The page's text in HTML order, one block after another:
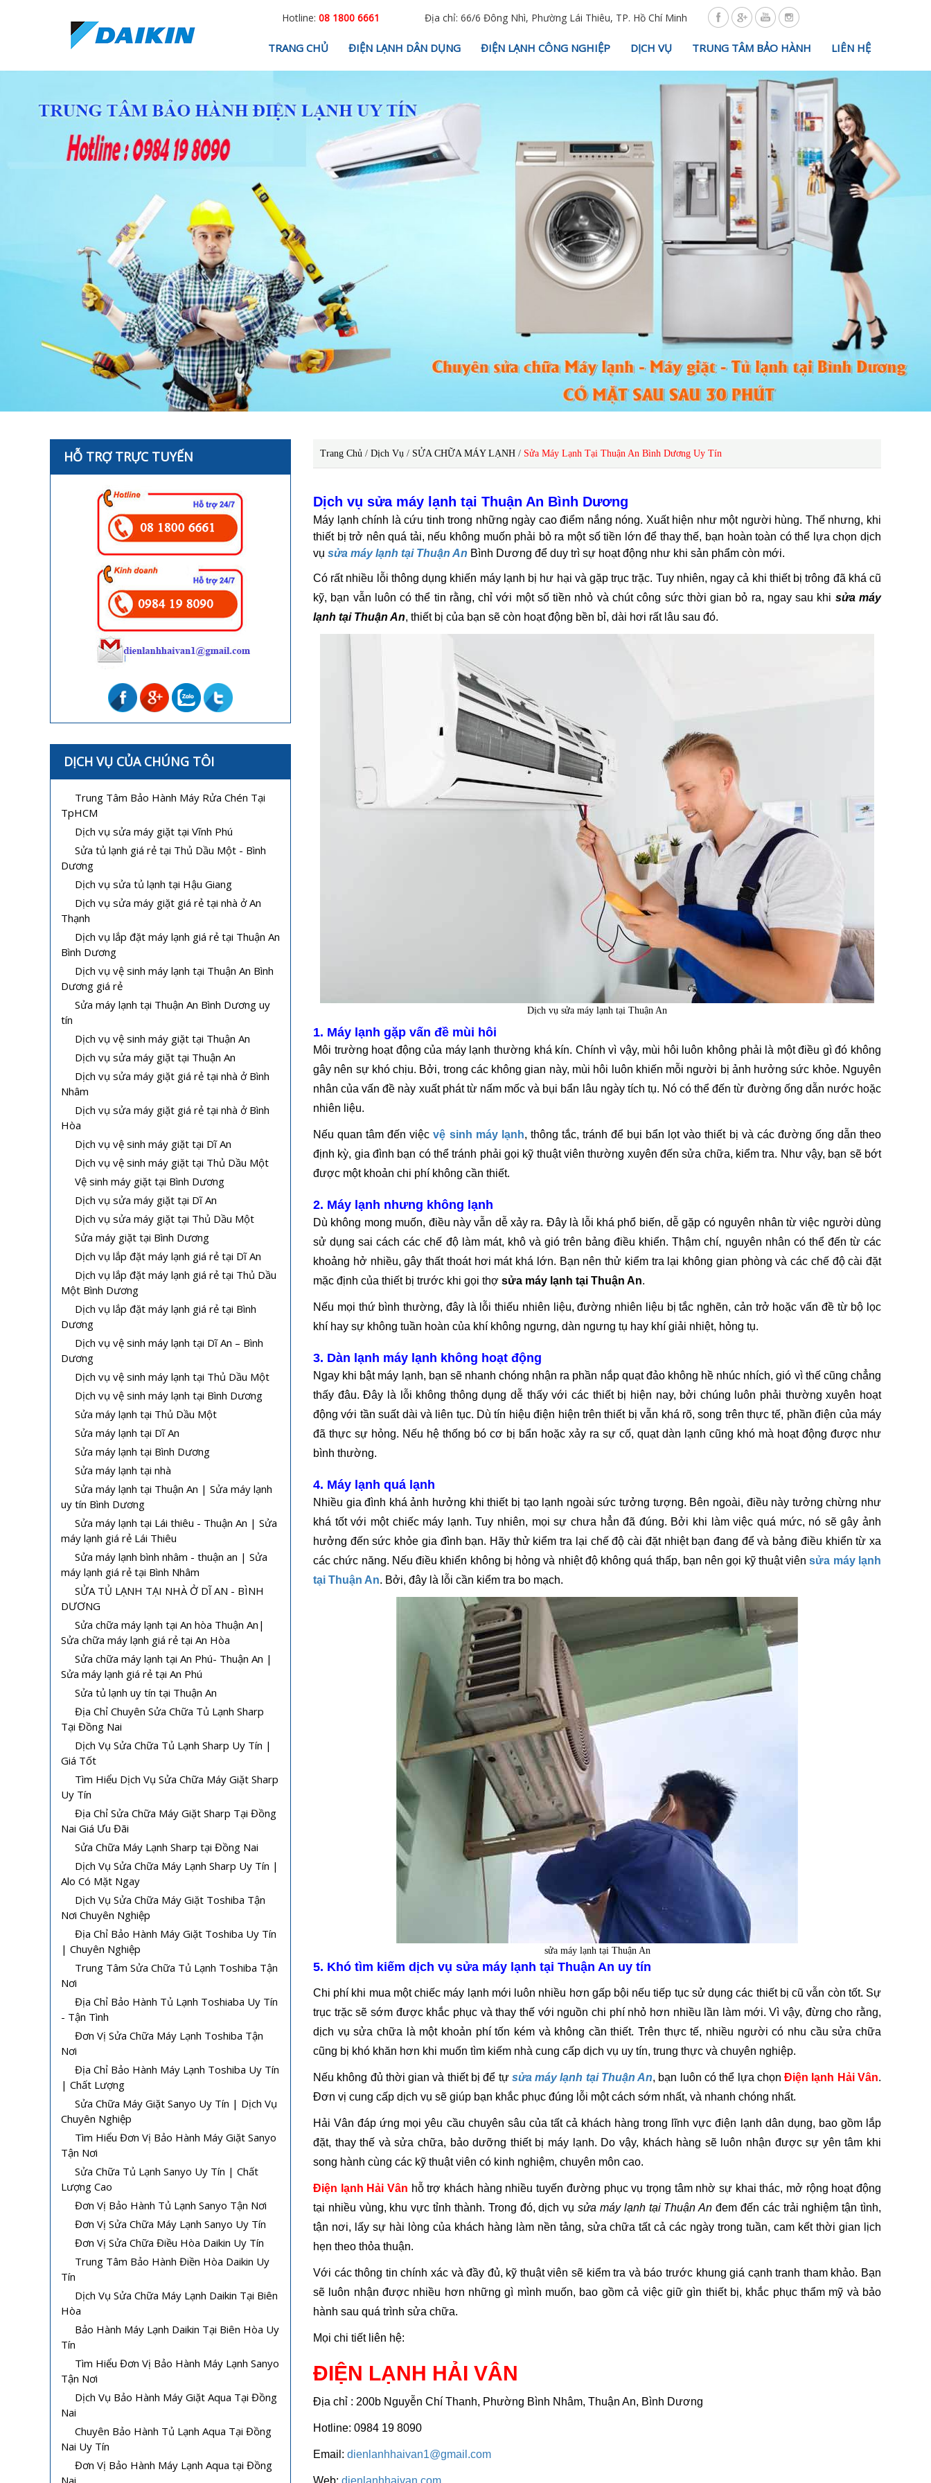
Hotline: 08 1800 6661 Địa chỉ: 66/6 Đông Nhì, Phường Lái Thiêu, TP. Hồ Chí Minh
TRANG CHỦ ĐIỆN LẠNH DÂN DỤNG ĐIỆN LẠNH CÔNG NGHIỆP DỊCH VỤ TRUNG TÂM BẢO HÀNH LIÊN HỆ
Trang Chủ / Dịch Vụ / SỬA CHỮA MÁY LẠNH / Sửa Máy Lạnh Tại Thuận An Bình Dương Uy Tín
Dịch vụ sửa máy lạnh tại Thuận An Bình Dương
Máy lạnh chính là cứu tinh trong những ngày cao điểm nắng nóng. Xuất hiện như một người hùng. Thế nhưng, khi
thiết bị trở nên quá tải, nếu không muốn phải bỏ ra một số tiền lớn để thay thế, bạn hoàn toàn có thể lựa chọn dịch
vụ sửa máy lạnh tại Thuận An Bình Dương để duy trì sự hoạt động như khi sản phẩm còn mới.
Có rất nhiều lỗi thông dụng khiến máy lạnh bị hư hại và gặp trục trặc. Tuy nhiên, ngay cả khi thiết bị trông đã khá cũ
kỹ, bạn vẫn luôn có thể tin rằng, chỉ với một số tiền nhỏ và chút công sức thời gian bỏ ra, ngay sau khi sửa máy
lạnh tại Thuận An, thiết bị của bạn sẽ còn hoạt động bền bỉ, dài hơi rất lâu sau đó.
Dịch vụ sửa máy lạnh tại Thuận An
1. Máy lạnh gặp vấn đề mùi hôi
Môi trường hoạt động của máy lạnh thường khá kín. Chính vì vậy, mùi hôi luôn không phải là một điều gì đó không
gây nên sự khó chịu. Bởi, trong các không gian này, mùi hôi luôn khiến mỗi người bị ảnh hưởng sức khỏe. Nguyên
nhân của vấn đề này xuất phát từ nấm mốc và bụi bẩn lâu ngày tích tụ. Nó có thể đến từ đường ống dẫn nước hoặc
nhiên liệu.
Nếu quan tâm đến việcvệ sinh máy lạnh, thông tắc, tránh để bụi bẩn lọt vào thiết bị và các đường ống dẫn theo
định kỳ, gia đình bạn có thể tránh phải gọi kỹ thuật viên thường xuyên đến sửa chữa, kiểm tra. Như vậy, bạn sẽ bớt
được một khoản chi phí không cần thiết.
2. Máy lạnh nhưng không lạnh
Dù không mong muốn, điều này vẫn dễ xảy ra. Đây là lỗi khá phổ biến, dễ gặp có nguyên nhân từ việc người dùng
sử dụng sai cách các chế độ làm mát, khô và gió trên bảng điều khiển. Thậm chí, nguyên nhân có thể đến từ các
khoảng hở nhiều, gây thất thoát hơi mát khá lớn. Bạn nên thử kiểm tra lại không gian phòng và các chế độ cài đặt
mặc định của thiết bị trước khi gọi thợ sửa máy lạnh tại Thuận An.
Nếu mọi thứ bình thường, đây là lỗi thiếu nhiên liệu, đường nhiên liệu bị tắc nghẽn, cản trở hoặc vấn đề từ bộ lọc
khí hay sự không tuần hoàn của khí không ngưng, dàn ngưng tụ hay khí giải nhiệt, hỏng tụ.
3. Dàn lạnh máy lạnh không hoạt động
Ngay khi bật máy lạnh, bạn sẽ nhanh chóng nhận ra phần nắp quạt đảo không hề nhúc nhích, gió vì thế cũng chẳng
thấy đâu. Đây là lỗi không thông dụng dễ thấy với các thiết bị hiện nay, bởi chúng luôn phải thường xuyên hoạt
động với tần suất dài và liên tục. Dù tín hiệu điện hiện trên thiết bị vẫn khá rõ, song trên thực tế, phần điện của máy
đã thực sự hỏng. Nếu hệ thống bó cơ bị bẩn hoặc xảy ra sự cố, quạt dàn lạnh cũng khó mà hoạt động được như
bình thường.
4. Máy lạnh quá lạnh
Nhiều gia đình khá ảnh hưởng khi thiết bị tạo lạnh ngoài sức tưởng tượng. Bên ngoài, điều này tưởng chừng như
khá tốt với một chiếc máy lạnh. Tuy nhiên, mọi sự chưa hẳn đã đúng. Bởi khi làm việc quá mức, nó sẽ gây ảnh
hưởng đến sức khỏe gia đình bạn. Hãy thử kiểm tra lại chế độ cài đặt nhiệt bạn đang để và bảng điều khiển từ xa
các chức năng. Nếu điều khiển không bị hỏng và nhiệt độ không quá thấp, bạn nên gọi kỹ thuật viênsửa máy lạnh
tại Thuận An. Bởi, đây là lỗi cần kiểm tra bo mạch.
sửa máy lạnh tại Thuận An
5. Khó tìm kiếm dịch vụ sửa máy lạnh tại Thuận An uy tín
Chi phí khi mua một chiếc máy lạnh mới luôn nhiều hơn gấp bội nếu tiếp tục sử dụng các thiết bị cũ vẫn còn tốt. Sự
trục trặc sẽ sớm được khắc phục và thay thế với nguồn chi phí nhỏ hơn nhiều lần làm mới. Vì vậy, đừng cho rằng,
dịch vụ sửa chữa là một khoản phí tốn kém và không cần thiết. Trên thực tế, nhiều người có nhu cầu sửa chữa
cũng bị khó khăn hơn khi muốn tìm kiếm nhà cung cấp dịch vụ uy tín, trung thực và chuyên nghiệp.
Nếu không đủ thời gian và thiết bị để tự sửa máy lạnh tại Thuận An, bạn luôn có thể lựa chọnĐiện lạnh Hải Vân.
Đơn vị cung cấp dịch vụ sẽ giúp bạn khắc phục đúng lỗi một cách sớm nhất, và nhanh chóng nhất.
Hải Vân đáp ứng mọi yêu cầu chuyên sâu của tất cả khách hàng trong lĩnh vực điện lạnh dân dụng, bao gồm lắp
đặt, thay thế và sửa chữa, bảo dưỡng thiết bị máy lạnh. Do vậy, khách hàng sẽ luôn nhận được sự yên tâm khi
song hành cùng các kỹ thuật viên có kinh nghiệm, chuyên môn cao.
Điện lạnh Hải Vân hỗ trợ khách hàng nhiều tuyến đường phục vụ trọng tâm nhờ sự khai thác, mở rộng hoạt động
tại nhiều vùng, khu vực tỉnh thành. Trong đó, dịch vụsửa máy lạnh tại Thuận An đem đến các trải nghiệm tận tình,
tận nơi, lấy sự hài lòng của khách hàng làm nền tảng, sửa chữa tất cả các ngày trong tuần, cam kết thời gian lịch
hẹn theo thỏa thuận.
Với các thông tin chính xác và đầy đủ, kỹ thuật viên sẽ kiểm tra và báo trước khung giá cạnh tranh tham khảo. Bạn
sẽ luôn nhận được nhiều hơn những gì mình muốn, bao gồm cả việc giữ gìn thiết bị, khắc phục thẩm mỹ và bảo
hành sau quá trình sửa chữa.
Mọi chi tiết liên hệ:
ĐIỆN LẠNH HẢI VÂN
Địa chỉ : 200b Nguyễn Chí Thanh, Phường Bình Nhâm, Thuận An, Bình Dương
Hotline: 0984 19 8090
Email: dienlanhhaivan1@gmail.com
Web: dienlanhhaivan.com
HỖ TRỢ TRỰC TUYẾN
DỊCH VỤ CỦA CHÚNG TÔI
Trung Tâm Bảo Hành Máy Rửa Chén Tại
TpHCM
Dịch vụ sửa máy giặt tại Vĩnh Phú
Sửa tủ lạnh giá rẻ tại Thủ Dầu Một - Bình
Dương
Dịch vụ sửa tủ lạnh tại Hậu Giang
Dịch vụ sửa máy giặt giá rẻ tại nhà ở An
Thạnh
Dịch vụ lắp đặt máy lạnh giá rẻ tại Thuận An
Bình Dương
Dịch vụ vệ sinh máy lạnh tại Thuận An Bình
Dương giá rẻ
Sửa máy lạnh tại Thuận An Bình Dương uy
tín
Dịch vụ vệ sinh máy giặt tại Thuận An
Dịch vụ sửa máy giặt tại Thuận An
Dịch vụ sửa máy giặt giá rẻ tại nhà ở Bình
Nhâm
Dịch vụ sửa máy giặt giá rẻ tại nhà ở Bình
Hòa
Dịch vụ vệ sinh máy giặt tại Dĩ An
Dịch vụ vệ sinh máy giặt tại Thủ Dầu Một
Vệ sinh máy giặt tại Bình Dương
Dịch vụ sửa máy giặt tại Dĩ An
Dịch vụ sửa máy giặt tại Thủ Dầu Một
Sửa máy giặt tại Bình Dương
Dịch vụ lắp đặt máy lạnh giá rẻ tại Dĩ An
Dịch vụ lắp đặt máy lạnh giá rẻ tại Thủ Dầu
Một Bình Dương
Dịch vụ lắp đặt máy lạnh giá rẻ tại Bình
Dương
Dịch vụ vệ sinh máy lạnh tại Dĩ An – Bình
Dương
Dịch vụ vệ sinh máy lạnh tại Thủ Dầu Một
Dịch vụ vệ sinh máy lạnh tại Bình Dương
Sửa máy lạnh tại Thủ Dầu Một
Sửa máy lạnh tại Dĩ An
Sửa máy lạnh tại Bình Dương
Sửa máy lạnh tại nhà
Sửa máy lạnh tại Thuận An | Sửa máy lạnh
uy tín Bình Dương
Sửa máy lạnh tại Lái thiêu - Thuận An | Sửa
máy lạnh giá rẻ Lái Thiêu
Sửa máy lạnh bình nhâm - thuận an | Sửa
máy lạnh giá rẻ tại Bình Nhâm
SỬA TỦ LẠNH TẠI NHÀ Ở DĨ AN - BÌNH
DƯƠNG
Sửa chữa máy lạnh tại An hòa Thuận An|
Sửa chữa máy lạnh giá rẻ tại An Hòa
Sửa chữa máy lạnh tại An Phú- Thuận An |
Sửa máy lạnh giá rẻ tại An Phú
Sửa tủ lạnh uy tín tại Thuận An
Địa Chỉ Chuyên Sửa Chữa Tủ Lạnh Sharp
Tại Đồng Nai
Dịch Vụ Sửa Chữa Tủ Lạnh Sharp Uy Tín |
Giá Tốt
Tìm Hiểu Dịch Vụ Sửa Chữa Máy Giặt Sharp
Uy Tín
Địa Chỉ Sửa Chữa Máy Giặt Sharp Tại Đồng
Nai Giá Ưu Đãi
Sửa Chữa Máy Lạnh Sharp tại Đồng Nai
Dịch Vụ Sửa Chữa Máy Lạnh Sharp Uy Tín |
Alo Có Mặt Ngay
Dịch Vụ Sửa Chữa Máy Giặt Toshiba Tận
Nơi Chuyên Nghiệp
Địa Chỉ Bảo Hành Máy Giặt Toshiba Uy Tín
| Chuyên Nghiệp
Trung Tâm Sửa Chữa Tủ Lạnh Toshiba Tận
Nơi
Địa Chỉ Bảo Hành Tủ Lạnh Toshiaba Uy Tín
- Tận Tình
Đơn Vị Sửa Chữa Máy Lạnh Toshiba Tận
Nơi
Địa Chỉ Bảo Hành Máy Lạnh Toshiba Uy Tín
| Chất Lượng
Sửa Chữa Máy Giặt Sanyo Uy Tín | Dịch Vụ
Chuyên Nghiệp
Tìm Hiểu Đơn Vị Bảo Hành Máy Giặt Sanyo
Tận Nơi
Sửa Chữa Tủ Lạnh Sanyo Uy Tín | Chất
Lượng Cao
Đơn Vị Bảo Hành Tủ Lạnh Sanyo Tận Nơi
Đơn Vị Sửa Chữa Máy Lạnh Sanyo Uy Tín
Đơn Vị Sửa Chữa Điều Hòa Daikin Uy Tín
Trung Tâm Bảo Hành Điền Hòa Daikin Uy
Tín
Dịch Vụ Sửa Chữa Máy Lạnh Daikin Tại Biên
Hòa
Bảo Hành Máy Lạnh Daikin Tại Biên Hòa Uy
Tín
Tìm Hiểu Đơn Vị Bảo Hành Máy Lạnh Sanyo
Tận Nơi
Dịch Vụ Bảo Hành Máy Giặt Aqua Tại Đồng
Nai
Chuyên Bảo Hành Tủ Lạnh Aqua Tại Đồng
Nai Uy Tín
Đơn Vị Bảo Hành Máy Lạnh Aqua tại Đồng
Nai